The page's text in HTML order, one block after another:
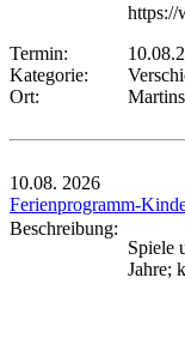
https://
Termin:
Kategorie:
Ort:
10.08. 2026
Ferienprogramm-
Beschreibung:
Spiele
Jahre;